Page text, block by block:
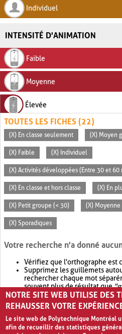
Individuel
INTENSITÉ D'ANIMATION
Faible
Moyenne
Élevée
TOUTES LES FICHES (22)
(X) En classe seulement (X) Moyen
(X) Faible (X) Individuel
(X) Activités développées (Entre 30 et 60
(X) En classe et hors classe (X) En
(X) Petit groupe (< 30) (X) Moyenne
(X) Sporadiques
Votre recherche n'a donné
Vérifiez que l'orthographe est
Supprimez les guillemets
rechercher chaque mot
souvent plus de résultat que
Envisagez d'élargir votre
retournera souvent plus de
NOTRE SITE WEB UTILISE DES
REHAUSSER VOTRE
Le site web de Polytechnique Montréal
afin de recueillir des statistiques